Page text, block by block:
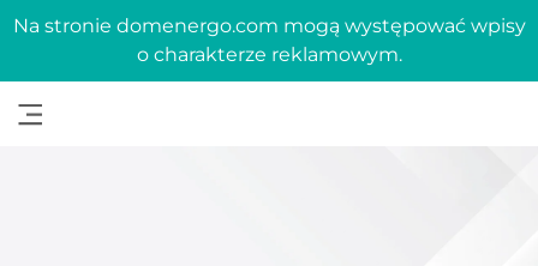
Na stronie domenergo.com mogą występować wpisy
o charakterze reklamowym.